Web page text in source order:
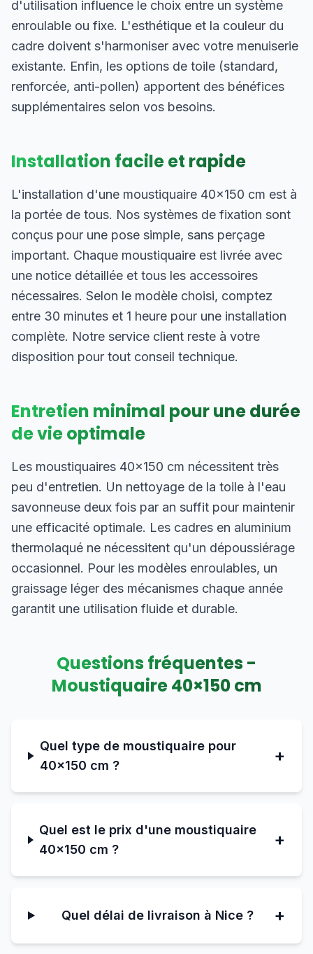
d'utilisation influence le choix entre un système
enroulable ou fixe. L'esthétique et la couleur du
cadre doivent s'harmoniser avec votre menuiserie
existante. Enfin, les options de toile (standard,
renforcée, anti-pollen) apportent des bénéfices
supplémentaires selon vos besoins.
Installation facile et rapide
L'installation d'une moustiquaire 40×150 cm est à
la portée de tous. Nos systèmes de fixation sont
conçus pour une pose simple, sans perçage
important. Chaque moustiquaire est livrée avec
une notice détaillée et tous les accessoires
nécessaires. Selon le modèle choisi, comptez
entre 30 minutes et 1 heure pour une installation
complète. Notre service client reste à votre
disposition pour tout conseil technique.
Entretien minimal pour une durée
de vie optimale
Les moustiquaires 40×150 cm nécessitent très
peu d'entretien. Un nettoyage de la toile à l'eau
savonneuse deux fois par an suffit pour maintenir
une efficacité optimale. Les cadres en aluminium
thermolaqué ne nécessitent qu'un dépoussiérage
occasionnel. Pour les modèles enroulables, un
graissage léger des mécanismes chaque année
garantit une utilisation fluide et durable.
Questions fréquentes -
Moustiquaire40×150cm
Quel type de moustiquaire pour
40×150 cm ?
+
Quel est le prix d'une moustiquaire
40×150 cm ?
+
Quel délai de livraison à Nice ? +